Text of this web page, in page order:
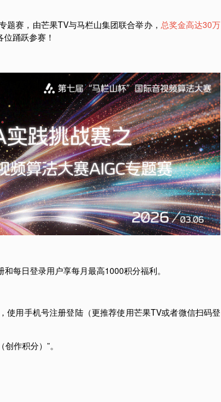
赛，由芒果TV与马栏山集团联合举办， 总奖金高达30万
踊跃参赛！
和每日登录用户享每月最高1000积分福利。
使用手机号注册登陆（更推荐使用芒果TV或者微信扫码登
作积分）”。